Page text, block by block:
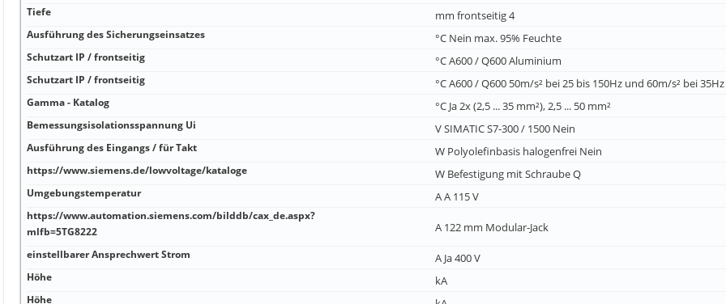
Tiefe mm frontseitig 4
Ausführung des Sicherungseinsatzes °C Nein max. 95% Feuchte
Schutzart IP / frontseitig °C A600 / Q600 Aluminium
Schutzart IP / frontseitig °C A600 / Q600 50m/s² bei 25 bis 150Hz und 60m/s² bei
Gamma - Katalog °C Ja 2x (2,5 ... 35 mm²), 2,5 ... 50 mm²
Bemessungsisolationsspannung Ui V SIMATIC S7-300 / 1500 Nein
Ausführung des Eingangs / für Takt W Polyolefinbasis halogenfrei Nein
https://www.siemens.de/lowvoltage/kataloge W Befestigung mit Schraube Q
Umgebungstemperatur A A 115 V
https://www.automation.siemens.com/bilddb/cax_de.aspx?
mlfb=5TG8222
A 122 mm Modular-Jack
einstellbarer Ansprechwert Strom A Ja 400 V
Höhe kA
Höhe